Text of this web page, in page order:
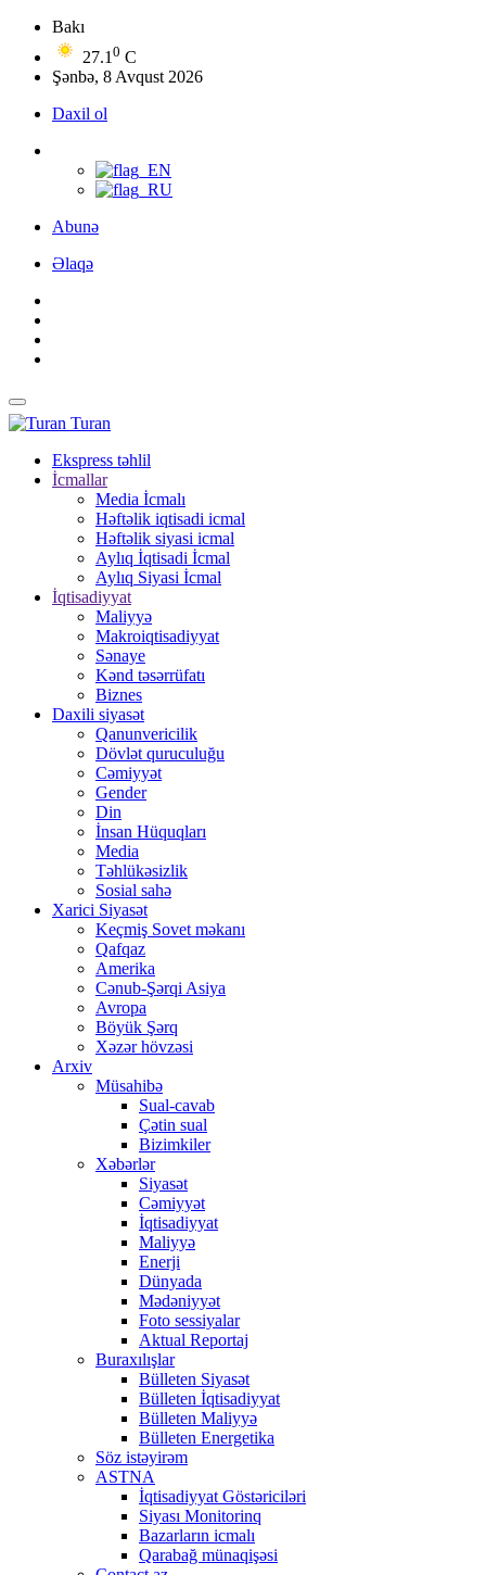
Bakı
27.1 0 C
Şənbə, 8 Avqust 2026
Daxil ol
Abunə
Əlaqə
Turan
Ekspress təhlil
İcmallar
Media İcmalı
Həftəlik iqtisadi icmal
Həftəlik siyasi icmal
Aylıq İqtisadi İcmal
Aylıq Siyasi İcmal
İqtisadiyyat
Maliyyə
Makroiqtisadiyyat
Sənaye
Kənd təsərrüfatı
Biznes
Daxili siyasət
Qanunvericilik
Dövlət quruculuğu
Cəmiyyət
Gender
Din
İnsan Hüquqları
Media
Təhlükəsizlik
Sosial sahə
Xarici Siyasət
Keçmiş Sovet məkanı
Qafqaz
Amerika
Cənub-Şərqi Asiya
Avropa
Böyük Şərq
Xəzər hövzəsi
Arxiv
Müsahibə
Sual-cavab
Çətin sual
Bizimkiler
Xəbərlər
Siyasət
Cəmiyyət
İqtisadiyyat
Maliyyə
Enerji
Dünyada
Mədəniyyət
Foto sessiyalar
Aktual Reportaj
Buraxılışlar
Bülleten Siyasət
Bülleten İqtisadiyyat
Bülleten Maliyyə
Bülleten Energetika
Söz istəyirəm
ASTNA
İqtisadiyyat Göstəriciləri
Siyası Monitorinq
Bazarların icmalı
Qarabağ münaqişəsi